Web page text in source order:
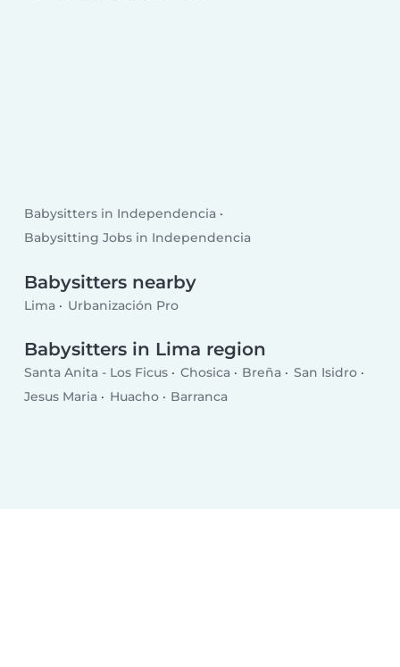
Babysitters in Independencia
Babysitting Jobs in Independencia
Babysitters nearby
Lima Urbanización Pro
Babysitters in Lima region
Santa Anita - Los Ficus Chosica Breña
San Isidro
Jesus Maria
Huacho Barranca